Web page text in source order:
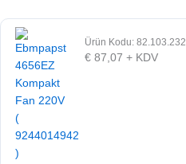
Ürün Kodu: 82.103.232
€ 87,07 + KDV